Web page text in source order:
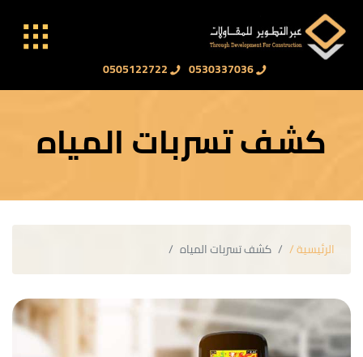
0530337036
0505122722
كشف تسربات المياه
الرئيسية / كشف تسربات المياه